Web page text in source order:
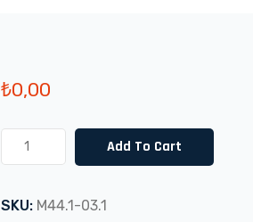
₺0,00
GAMMAX
GC
ÜST
Add To Cart
SKU: M44.1-03.1